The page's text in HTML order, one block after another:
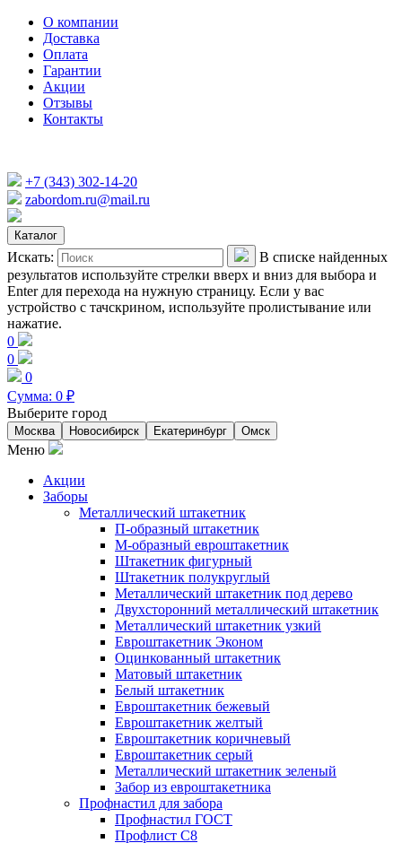
О компании
Доставка
Оплата
Гарантии
Акции
Отзывы
Контакты
+7 (343) 302-14-20
zabordom.ru@mail.ru
Каталог
Искать:
В списке найденных
результатов используйте стрелки вверх и вниз для выбора и
Enter для перехода на нужную страницу. Если у вас
устройство с тачскрином, используйте пролистывание или
нажатие.
0
0
0
Сумма: 0 ₽
Выберите город
Москва Новосибирск Екатеринбург Омск
Меню
Акции
Заборы
Металлический штакетник
П-образный штакетник
М-образный евроштакетник
Штакетник фигурный
Штакетник полукруглый
Металлический штакетник под дерево
Двухсторонний металлический штакетник
Металлический штакетник узкий
Евроштакетник Эконом
Оцинкованный штакетник
Матовый штакетник
Белый штакетник
Евроштакетник бежевый
Евроштакетник желтый
Евроштакетник коричневый
Евроштакетник серый
Металлический штакетник зеленый
Забор из евроштакетника
Профнастил для забора
Профнастил ГОСТ
Профлист С8